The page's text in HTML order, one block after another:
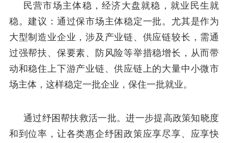
民营市场主体稳，经济大盘就稳，就业民生就
稳。建议：通过保市场主体稳定一批。尤其是作为
大型制造业企业，涉及产业链、供应链较长，需通
过强帮扶、保要素、防风险等举措稳增长，从而带
动和稳住上下游产业链、供应链上的大量中小微市
场主体，这样稳定一批企业，保住一批就业。
通过纾困帮扶救活一批。进一步提高政策知晓度
和到位率，让各类惠企纾困政策应享尽享、应享快